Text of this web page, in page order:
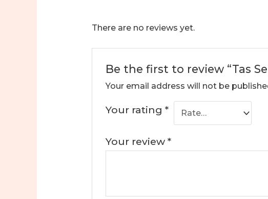
There are no reviews yet.
Be the first to review “Tas
Your email address will not be
Your rating*
Your review*